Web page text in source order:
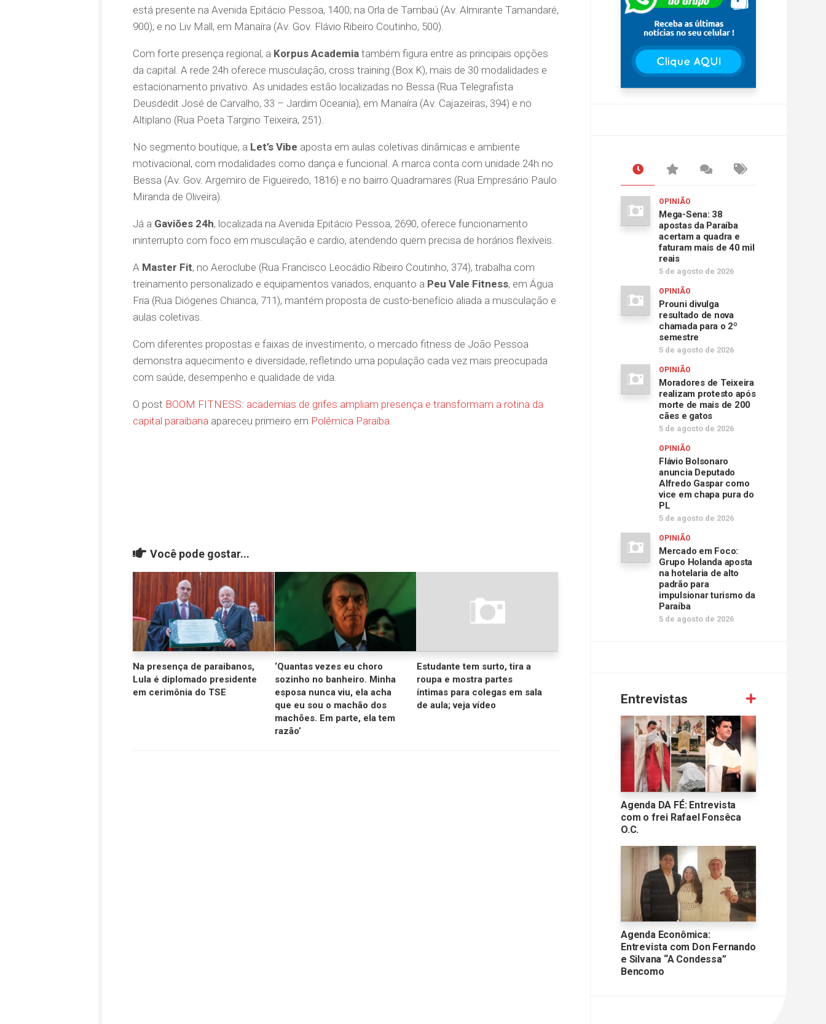
está presente na Avenida Epitácio Pessoa, 1400; na Orla de Tambaú (Av. Almirante Tamandaré,
900); e no Liv Mall, em Manaíra (Av. Gov. Flávio Ribeiro Coutinho, 500).
Com forte presença regional, a Korpus Academia também figura entre as principais opções
da capital. A rede 24h oferece musculação, cross training (Box K), mais de 30 modalidades e
estacionamento privativo. As unidades estão localizadas no Bessa (Rua Telegrafista
Deusdedit José de Carvalho, 33 – Jardim Oceania), em Manaíra (Av. Cajazeiras, 394) e no
Altiplano (Rua Poeta Targino Teixeira, 251).
No segmento boutique, a Let’s Vibe aposta em aulas coletivas dinâmicas e ambiente
motivacional, com modalidades como dança e funcional. A marca conta com unidade 24h no
Bessa (Av. Gov. Argemiro de Figueiredo, 1816) e no bairro Quadramares (Rua Empresário Paulo
Miranda de Oliveira).
Já a Gaviões 24h, localizada na Avenida Epitácio Pessoa, 2690, oferece funcionamento
ininterrupto com foco em musculação e cardio, atendendo quem precisa de horários flexíveis.
A Master Fit, no Aeroclube (Rua Francisco Leocádio Ribeiro Coutinho, 374), trabalha com
treinamento personalizado e equipamentos variados, enquanto a Peu Vale Fitness, em Água
Fria (Rua Diógenes Chianca, 711), mantém proposta de custo-benefício aliada a musculação e
aulas coletivas.
Com diferentes propostas e faixas de investimento, o mercado fitness de João Pessoa
demonstra aquecimento e diversidade, refletindo uma população cada vez mais preocupada
com saúde, desempenho e qualidade de vida.
O post BOOM FITNESS: academias de grifes ampliam presença e transformam a rotina da
capital paraibana apareceu primeiro em Polêmica Paraíba
Você pode gostar...
Na presença de paraibanos,
Lula é diplomado presidente
em cerimônia do TSE
‘Quantas vezes eu choro
sozinho no banheiro. Minha
esposa nunca viu, ela acha
que eu sou o machão dos
machões. Em parte, ela tem
razão’
Estudante tem surto, tira a
roupa e mostra partes
íntimas para colegas em sala
de aula; veja vídeo
OPINIÃO
Mega-Sena: 38
apostas da Paraíba
acertam a quadra e
faturam mais de 40 mil
reais
5 de agosto de 2026
OPINIÃO
Prouni divulga
resultado de nova
chamada para o 2º
semestre
5 de agosto de 2026
OPINIÃO
Moradores de Teixeira
realizam protesto após
morte de mais de 200
cães e gatos
5 de agosto de 2026
OPINIÃO
Flávio Bolsonaro
anuncia Deputado
Alfredo Gaspar como
vice em chapa pura do
PL
5 de agosto de 2026
OPINIÃO
Mercado em Foco:
Grupo Holanda aposta
na hotelaria de alto
padrão para
impulsionar turismo da
Paraíba
5 de agosto de 2026
Entrevistas
Agenda DA FÉ: Entrevista
com o frei Rafael Fonsêca
O.C.
Agenda Econômica:
Entrevista com Don Fernando
e Silvana “A Condessa”
Bencomo